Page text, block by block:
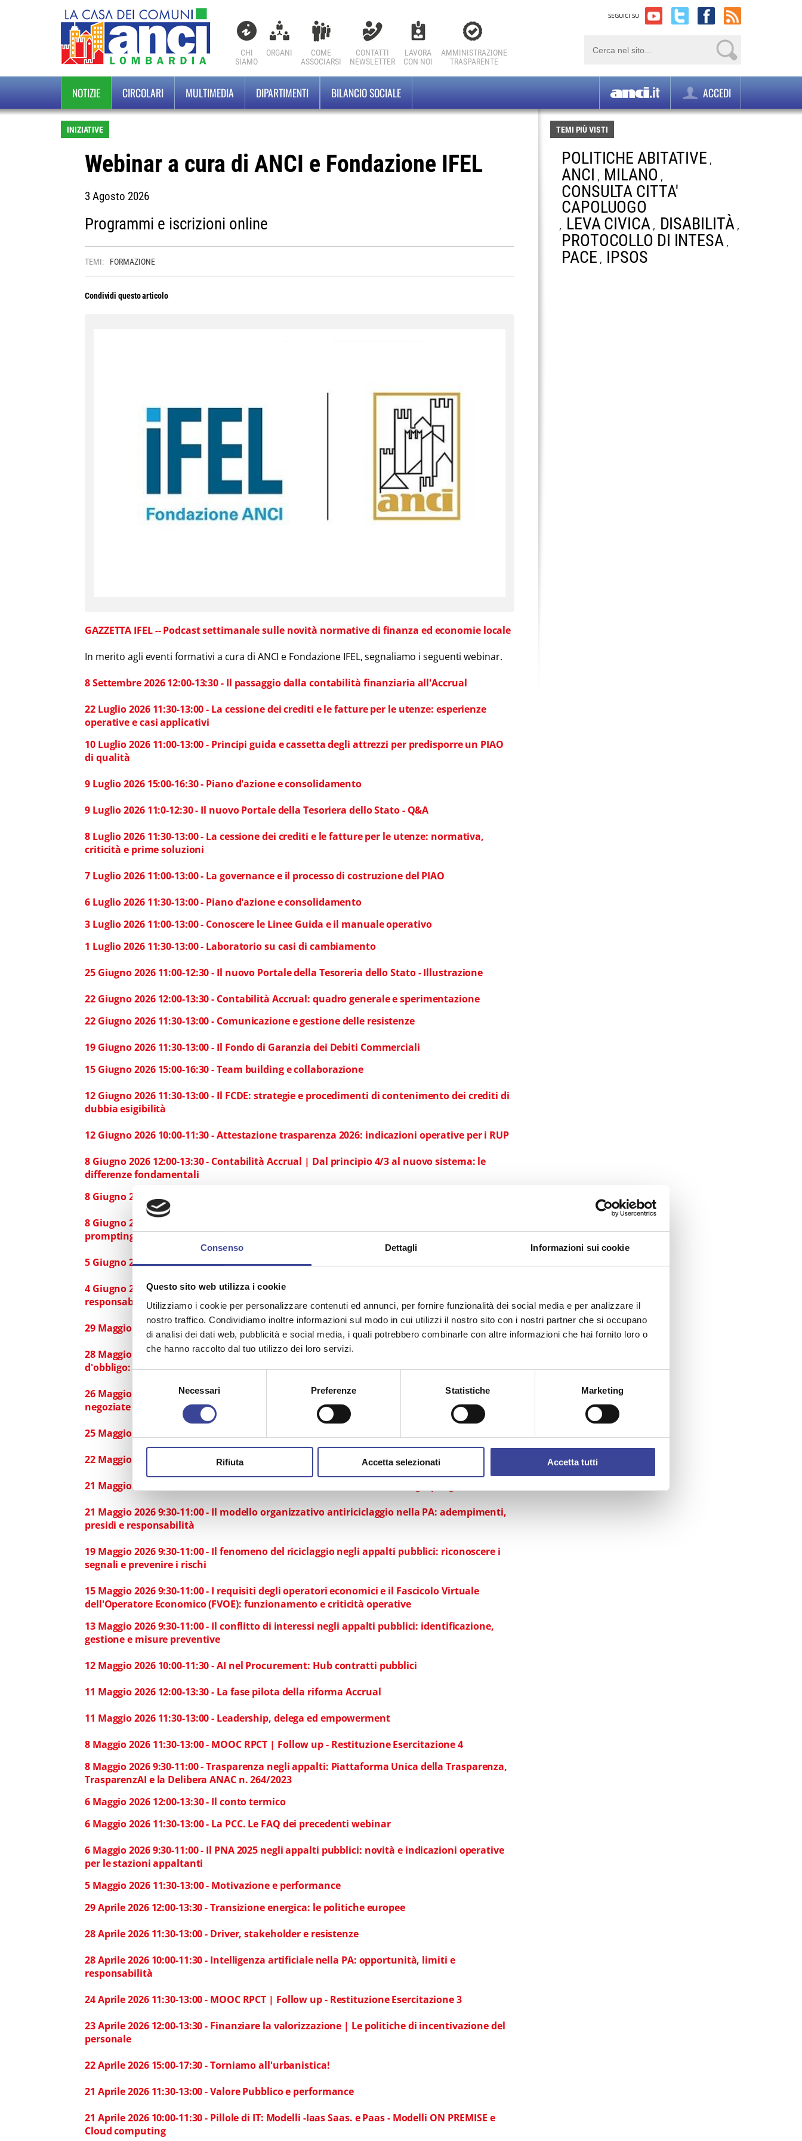
Consenso Dettagli Informazioni sui cookie
Questo sito web utilizza i cookie
Utilizziamo i cookie per personalizzare contenuti ed annunci, per fornire funzionalità dei social media e per analizzare il
nostro traffico. Condividiamo inoltre informazioni sul modo in cui utilizzi il nostro sito con i nostri partner che si occupano
di analisi dei dati web, pubblicità e social media, i quali potrebbero combinarle con altre informazioni che hai fornito loro o
che hanno raccolto dal tuo utilizzo dei loro servizi.
Necessari Preferenze Statistiche Marketing
Rifiuta Accetta selezionati Accetta tutti
CHI
SIAMO
ORGANI
COME
ASSOCIARSI
CONTATTI
NEWSLETTER
LAVORA
CON NOI
AMMINISTRAZIONE
TRASPARENTE
SEGUICI SU
NOTIZIE CIRCOLARI MULTIMEDIA DIPARTIMENTI BILANCIO SOCIALE ACCEDI
INIZIATIVE
Webinar a cura di ANCI e Fondazione IFEL
3 Agosto 2026
Programmi e iscrizioni online
TEMI: FORMAZIONE
Condividi questo articolo
GAZZETTA IFEL -- Podcast settimanale sulle novità normative di finanza ed economie locale
In merito agli eventi formativi a cura di ANCI e Fondazione IFEL, segnaliamo i seguenti webinar.
8 Settembre 2026 12:00-13:30 - Il passaggio dalla contabilità finanziaria all'Accrual
22 Luglio 2026 11:30-13:00 - La cessione dei crediti e le fatture per le utenze: esperienze
operative e casi applicativi
10 Luglio 2026 11:00-13:00 - Principi guida e cassetta degli attrezzi per predisporre un PIAO
di qualità
9 Luglio 2026 15:00-16:30 - Piano d'azione e consolidamento
9 Luglio 2026 11:0-12:30 - Il nuovo Portale della Tesoriera dello Stato - Q&A
8 Luglio 2026 11:30-13:00 - La cessione dei crediti e le fatture per le utenze: normativa,
criticità e prime soluzioni
7 Luglio 2026 11:00-13:00 - La governance e il processo di costruzione del PIAO
6 Luglio 2026 11:30-13:00 - Piano d'azione e consolidamento
3 Luglio 2026 11:00-13:00 - Conoscere le Linee Guida e il manuale operativo
1 Luglio 2026 11:30-13:00 - Laboratorio su casi di cambiamento
25 Giugno 2026 11:00-12:30 - Il nuovo Portale della Tesoreria dello Stato - Illustrazione
22 Giugno 2026 12:00-13:30 - Contabilità Accrual: quadro generale e sperimentazione
22 Giugno 2026 11:30-13:00 - Comunicazione e gestione delle resistenze
19 Giugno 2026 11:30-13:00 - Il Fondo di Garanzia dei Debiti Commerciali
15 Giugno 2026 15:00-16:30 - Team building e collaborazione
12 Giugno 2026 11:30-13:00 - Il FCDE: strategie e procedimenti di contenimento dei crediti di
dubbia esigibilità
12 Giugno 2026 10:00-11:30 - Attestazione trasparenza 2026: indicazioni operative per i RUP
8 Giugno 2026 12:00-13:30 - Contabilità Accrual | Dal principio 4/3 al nuovo sistema: le
differenze fondamentali
8 Giugno 2026 11:30-13:00 - Piano di cambiamento
8 Giugno 2026 10:00-11:30 - Intelligenza artificiale nella pubblica amministrazione: scenari,
prompting e prospettive
5 Giugno 2026 11.30-13.00 - FCDE accelerato
4 Giugno 2026 10:00-11:30 - Intelligenza artificiale nella PA: opportunità, limiti e
responsabilità
29 Maggio 2026 11:30-13:00 - MOOC RPCT | Follow up - Sessione di co-design
28 Maggio 2026 9:30-11:00 - Rotazione degli affidamenti, proroghe, varianti e quinto
d'obbligo: regole, limiti e profili di rischio
26 Maggio 2026 9:30-11:00 - Programmazione degli acquisti, affidamenti diretti, procedure
negoziate e accordo quadro: regole operative e misure anticorruzione
25 Maggio 2026 11:30-13:00 - Processi, impatti e stakeholder
22 Maggio 2026 11:30-13:00 - MOOC RPCT | Follow up - La Community che vorrei
21 Maggio 2026 15:00-16:30 - Sostenibilità e bilancio: strumenti e strategie per gli enti locali​
21 Maggio 2026 9:30-11:00 - Il modello organizzativo antiriciclaggio nella PA: adempimenti,
presidi e responsabilità
19 Maggio 2026 9:30-11:00 - Il fenomeno del riciclaggio negli appalti pubblici: riconoscere i
segnali e prevenire i rischi​
15 Maggio 2026 9:30-11:00 - I requisiti degli operatori economici e il Fascicolo Virtuale
dell'Operatore Economico (FVOE): funzionamento e criticità operative
13 Maggio 2026 9:30-11:00 - Il conflitto di interessi negli appalti pubblici: identificazione,
gestione e misure preventive
12 Maggio 2026 10:00-11:30 - AI nel Procurement: Hub contratti pubblici
11 Maggio 2026 12:00-13:30 - La fase pilota della riforma Accrual
11 Maggio 2026 11:30-13:00 - Leadership, delega ed empowerment
8 Maggio 2026 11:30-13:00 - MOOC RPCT | Follow up - Restituzione Esercitazione 4
8 Maggio 2026 9:30-11:00 - Trasparenza negli appalti: Piattaforma Unica della Trasparenza,
TrasparenzAI e la Delibera ANAC n. 264/2023
6 Maggio 2026 12:00-13:30 - Il conto termico
6 Maggio 2026 11:30-13:00 - La PCC. Le FAQ dei precedenti webinar
6 Maggio 2026 9:30-11:00 - Il PNA 2025 negli appalti pubblici: novità e indicazioni operative
per le stazioni appaltanti
5 Maggio 2026 11:30-13:00 - Motivazione e performance
29 Aprile 2026 12:00-13:30 - Transizione energica: le politiche europee
28 Aprile 2026 11:30-13:00 - Driver, stakeholder e resistenze
28 Aprile 2026 10:00-11:30 - Intelligenza artificiale nella PA: opportunità, limiti e
responsabilità
24 Aprile 2026 11:30-13:00 - MOOC RPCT | Follow up - Restituzione Esercitazione 3
23 Aprile 2026 12:00-13:30 - Finanziare la valorizzazione | Le politiche di incentivazione del
personale
22 Aprile 2026 15:00-17:30 - Torniamo all'urbanistica!
21 Aprile 2026 11:30-13:00 - Valore Pubblico e performance
21 Aprile 2026 10:00-11:30 - Pillole di IT: Modelli -Iaas Saas. e Paas - Modelli ON PREMISE e
Cloud computing
TEMI PIÙ VISTI
POLITICHE ABITATIVE ,
ANCI , MILANO ,
CONSULTA CITTA'
CAPOLUOGO
, LEVA CIVICA , DISABILITÀ ,
PROTOCOLLO DI INTESA ,
PACE , IPSOS